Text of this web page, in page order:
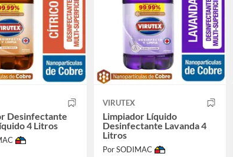
Desinfectante
4 Litros
VIRUTEX
Limpiador Líquido
Desinfectante Lavanda 4
Litros
Por SODIMAC